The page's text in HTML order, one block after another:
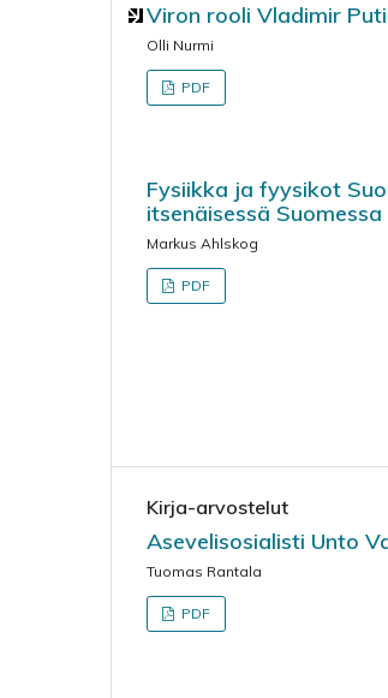
Viron rooli Vladimir
Olli Nurmi
PDF
Fysiikka ja fyysikot
itsenäisessä
Markus Ahlskog
PDF
Kirja-arvostelut
Asevelisosialisti Unto
Tuomas Rantala
PDF